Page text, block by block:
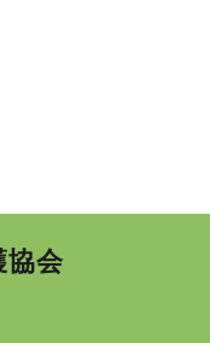
協会